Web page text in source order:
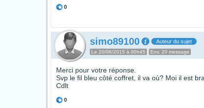
0
simo89100 Auteur du sujet
Le 20/06/2015 à 00h45 Env. 20 message
Merci pour votre réponse.
Svp le fil bleu côté coffret, il va où? Moi il est
Cdlt
0